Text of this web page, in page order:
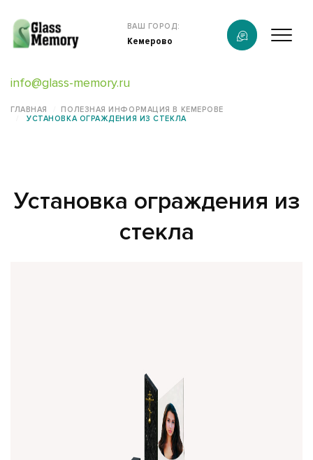
info@glass-memory.ru
ВАШ ГОРОД:
Кемерово
Продукция
Конструктор памятников
Наши работы
ГЛАВНАЯ
ПОЛЕЗНАЯ ИНФОРМАЦИЯ В КЕМЕРОВЕ
УСТАНОВКА ОГРАЖДЕНИЯ ИЗ СТЕКЛА
Установка ограждения из
стекла